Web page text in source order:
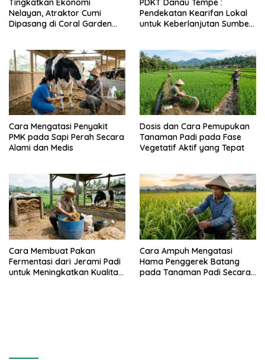
Tingkatkan Ekonomi
Nelayan, Atraktor Cumi
Dipasang di Coral Garden
PDKT Danau Tempe :
Pendekatan Kearifan Lokal
untuk Keberlanjutan Sumber
Cara Mengatasi Penyakit
PMK pada Sapi Perah Secara
Alami dan Medis
Dosis dan Cara Pemupukan
Tanaman Padi pada Fase
Vegetatif Aktif yang Tepat
Cara Membuat Pakan
Fermentasi dari Jerami Padi
untuk Meningkatkan Kualitas
Cara Ampuh Mengatasi
Hama Penggerek Batang
pada Tanaman Padi Secara